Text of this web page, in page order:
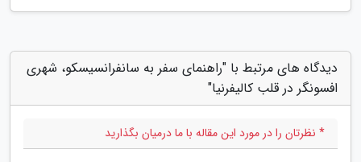
دیدگاه های مرتبط با "راهنمای سفر به سانفرانسیسکو، شهری
افسونگر در قلب کالیفرنیا"
* نظرتان را در مورد این مقاله با ما درمیان بگذارید